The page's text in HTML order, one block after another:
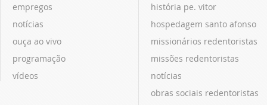
empregos
notícias
ouça ao vivo
programação
vídeos
história pe. vitor
hospedagem santo afonso
missionários redentoristas
missões redentoristas
notícias
obras sociais redentoristas